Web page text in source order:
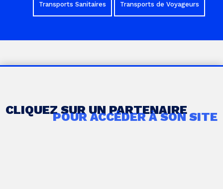
Transports Sanitaires Transports de Voyageurs
CLIQUEZ SUR UN PARTENAIRE
POUR ACCÉDER À SON SITE